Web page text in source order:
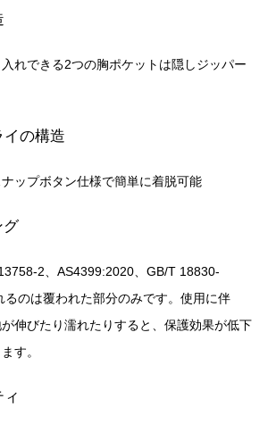
れできる2つの胸ポケットは隠しジッパー
イの構造
ップボタン仕様で簡単に着脱可能
グ
2、AS4399:2020、GB/T 18830-
るのは覆われた部分のみです。使用に伴
伸びたり濡れたりすると、保護効果が低下
す。